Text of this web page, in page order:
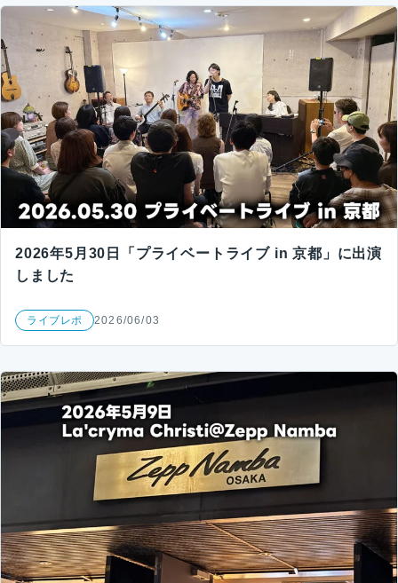
2026年5月30日「プライベートライブ in 京都」に出演
しました
ライブレポ 2026/06/03